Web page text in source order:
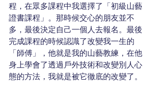
程，在眾多課程中我選擇了「初級山藝
證書課程」。那時候交心的朋友並不
多，最後決定自己一個人去報名。最後
完成課程的時候認識了改變我一生的
「師傅」，他就是我的山藝教練，在他
身上學會了透過戶外技術和改變別人心
態的方法，我就是被它徹底的改變了。